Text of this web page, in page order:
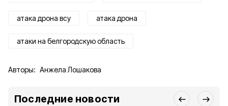
атака дрона всу атака дрона
атаки на белгородскую область
Авторы: Анжела Лошакова
Последние новости